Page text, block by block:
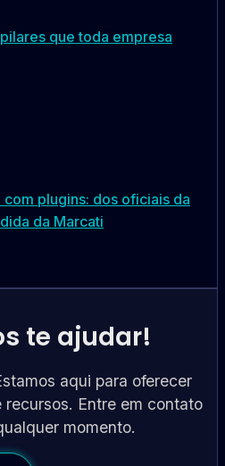
que toda empresa
com plugins: dos oficiais da
da Marcati
te ajudar!
aqui para oferecer
Entre em contato
momento.